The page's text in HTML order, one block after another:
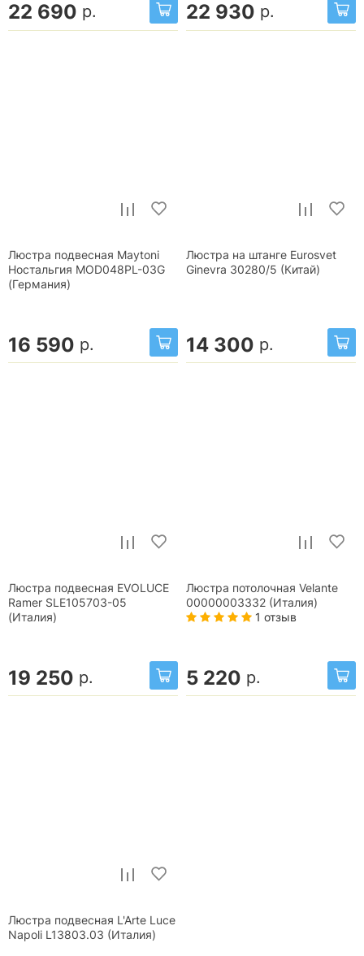
22 690 р. 22 930 р.
Люстра подвесная Maytoni
Ностальгия MOD048PL-03G
(Германия)
16 590 р.
Люстра на штанге Eurosvet
Ginevra 30280/5 (Китай)
14 300 р.
Люстра подвесная EVOLUCE
Ramer SLE105703-05
(Италия)
19 250 р.
Люстра потолочная Velante
00000003332 (Италия)
1 отзыв
5 220 р.
Люстра подвесная L'Arte Luce
Napoli L13803.03 (Италия)